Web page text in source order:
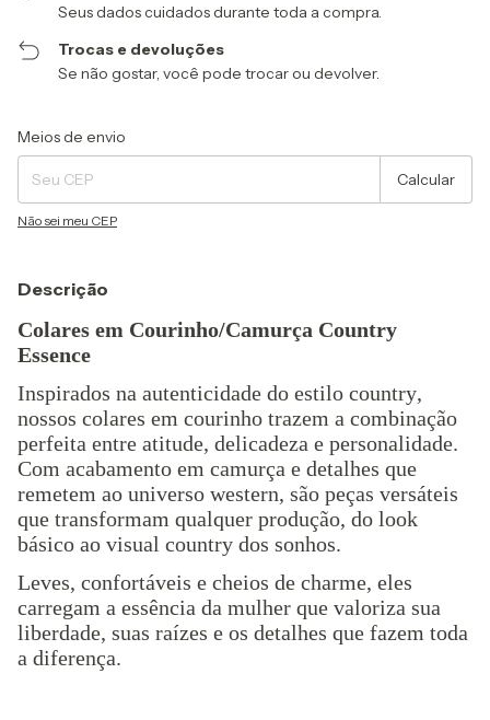
Seus dados cuidados durante toda a compra.
Trocas e devoluções
Se não gostar, você pode trocar ou devolver.
Entregas para o CEP:
Meios de envio
Calcular
Não sei meu CEP
Descrição
Colares em Courinho/Camurça Country
Essence
Inspirados na autenticidade do estilo country,
nossos colares em courinho trazem a combinação
perfeita entre atitude, delicadeza e personalidade.
Com acabamento em camurça e detalhes que
remetem ao universo western, são peças versáteis
que transformam qualquer produção, do look
básico ao visual country dos sonhos.
Leves, confortáveis e cheios de charme, eles
carregam a essência da mulher que valoriza sua
liberdade, suas raízes e os detalhes que fazem toda
a diferença.